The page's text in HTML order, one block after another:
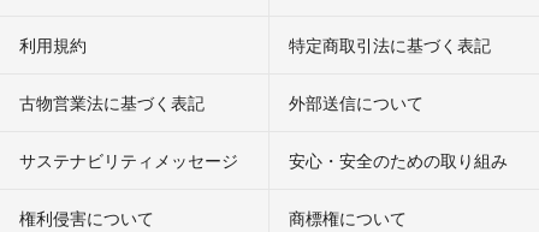
利用規約 特定商取引法に基づく表記
古物営業法に基づく表記 外部送信について
サステナビリティメッセージ 安心・安全のための取り組み
権利侵害について
商標権について